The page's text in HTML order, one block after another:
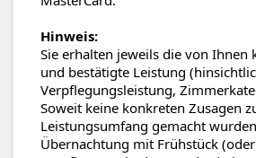
Hinweis:
Sie erhalten jeweils die von Ihnen
und bestätigte Leistung
Verpflegungsleistung,
Soweit keine konkreten Zusagen
Leistungsumfang gemacht
Übernachtung mit Frühstück